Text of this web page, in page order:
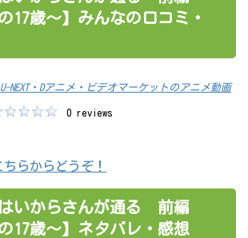
17歳～】みんなの口コミ・
NEXT・Dアニメ・ビデオマーケットのアニメ動画
0 reviews
らからどうぞ！
いからさんが通る 前編
17歳～】ネタバレ・感想